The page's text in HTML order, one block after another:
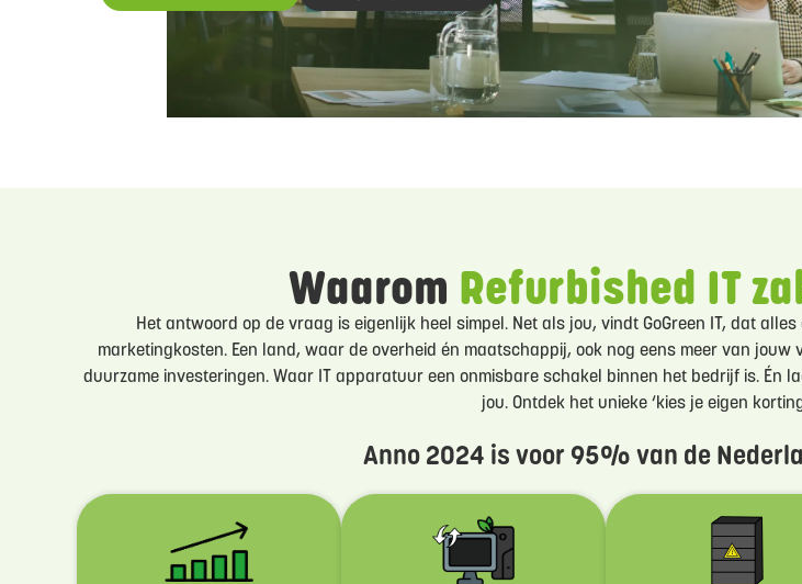
Waarom Refurbished IT
Het antwoord op de vraag is eigenlijk heel simpel. Net als jou, vindt GoGreen IT, dat
marketingkosten. Een land, waar de overheid én maatschappij, ook nog eens meer van
duurzame investeringen. Waar IT apparatuur een onmisbare schakel binnen het bedrijf is. Én
jou. Ontdek het unieke ‘kies je eigen
Anno 2024 is voor 95% van de